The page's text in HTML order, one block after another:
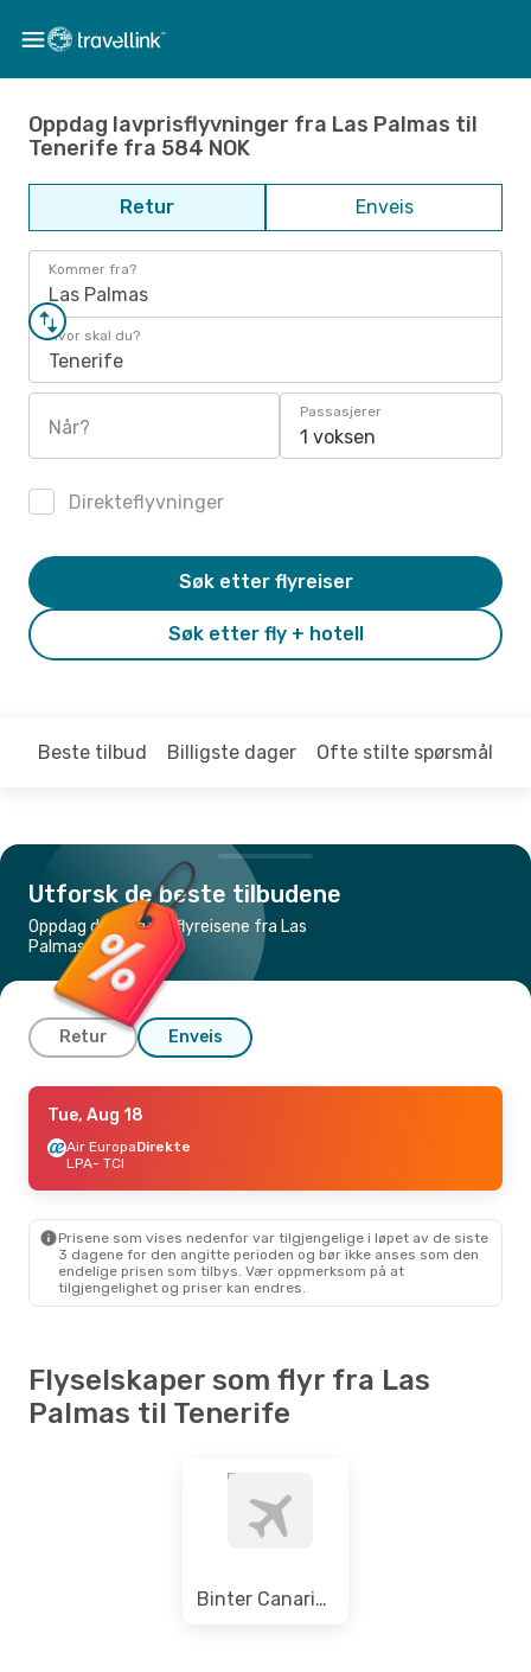
Oppdag lavprisflyvninger fra Las Palmas til
Tenerife fra 584 NOK
Retur Enveis
Kommer fra?
Las Palmas
Hvor skal du?
Tenerife
Når?
Passasjerer
1 voksen
Direkteflyvninger
Søk etter fly + hotell
Søk etter flyreiser
Beste tilbud Billigste dager Ofte stilte spørsmål
Utforsk de beste tilbudene
Oppdag de billigste flyreisene fra Las
Palmas til Tenerife
Retur Enveis
Thu, Oct 15- Sat, Oct 17
Air EuropaDirekte
LPA- TCI
TCI- LPA
Thu, Sep 10- Sun, Sep 13
Air EuropaDirekte
LPA
- TCI
Sat, Aug 15- Tue, Aug 25
Air Europa
Direkte
Tue, Aug 18
Air EuropaDirekte
LPA- TCI
Prisene som vises nedenfor var tilgjengelige i løpet av de siste
3 dagene for den angitte perioden og bør ikke anses som den
endelige prisen som tilbys. Vær oppmerksom på at
tilgjengelighet og priser kan endres.
Flyselskaper som flyr fra Las
Palmas til Tenerife
Binter Canarias